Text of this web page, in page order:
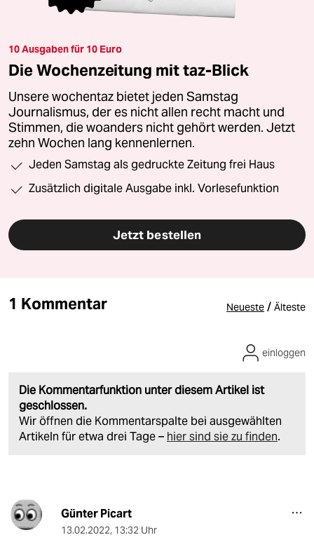
10 Ausgaben für 10 Euro
Die Wochenzeitung mit taz-Blick
Unsere wochentaz bietet jeden Samstag
Journalismus, der es nicht allen recht macht und
Stimmen, die woanders nicht gehört werden. Jetzt
zehn Wochen lang kennenlernen.
Jeden Samstag als gedruckte Zeitung frei Haus
Zusätzlich digitale Ausgabe inkl. Vorlesefunktion
Jetzt bestellen
1 Kommentar Neueste / Älteste
Die Kommentarfunktion unter diesem Artikel ist
geschlossen.
Wir öffnen die Kommentarspalte bei ausgewählten
Artikeln für etwa drei Tage – hier sind sie zu finden.
einloggen
Günter Picart
13.02.2022, 13:32 Uhr